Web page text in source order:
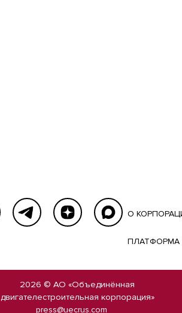
О
ПЛАТФОРМА
2026 © АО «Объединённая
двигателестроительная корпорация»
press@uecrus.com